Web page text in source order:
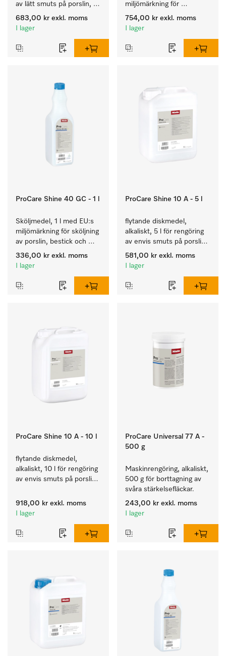
av lätt smuts på porslin,
bestick och glas.
683,00 kr exkl. moms
I lager
miljömärkning för
rengöring av vardaglig
smuts på porslin, bestick
754,00 kr exkl. moms
I lager
ProCare Shine 40 GC - 1 l
Sköljmedel, 1 l med EU:s
miljömärkning för sköljning
av porslin, bestick och
glas.
336,00 kr exkl. moms
I lager
ProCare Shine 10 A - 5 l
flytande diskmedel,
alkaliskt, 5 l för rengöring
av envis smuts på porslin,
bestick och glas.
581,00 kr exkl. moms
I lager
ProCare Shine 10 A - 10 l
flytande diskmedel,
alkaliskt, 10 l för rengöring
av envis smuts på porslin,
918,00 kr exkl. moms
I lager
ProCare Universal 77 A -
500 g
Maskinrengöring, alkaliskt,
500 g för borttagning av
svåra stärkelsefläckar.
243,00 kr exkl. moms
I lager